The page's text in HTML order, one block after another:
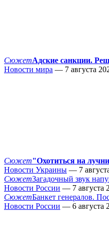
СюжетАдские санкции.
Новости мира — 7 августа
Сюжет"Охотиться на
Новости Украины — 7
СюжетЗагадочный звук
Новости России — 7 августа
СюжетБанкет генералов.
Новости России — 6 августа